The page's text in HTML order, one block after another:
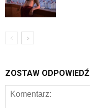
ZOSTAW ODPOWIEDŹ